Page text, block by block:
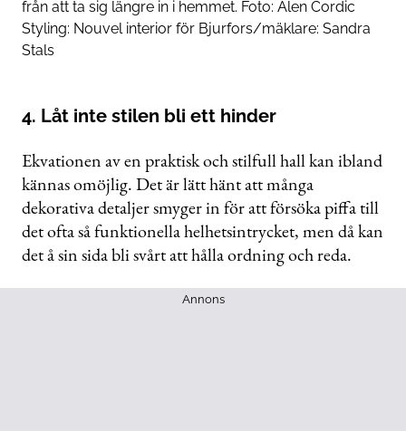
från att ta sig längre in i hemmet. Foto: Alen Cordic
Styling: Nouvel interior för Bjurfors/mäklare: Sandra
Stals
4. Låt inte stilen bli ett hinder
Ekvationen av en praktisk och stilfull hall kan ibland
kännas omöjlig. Det är lätt hänt att många
dekorativa detaljer smyger in för att försöka piffa till
det ofta så funktionella helhetsintrycket, men då kan
det å sin sida bli svårt att hålla ordning och reda.
Annons